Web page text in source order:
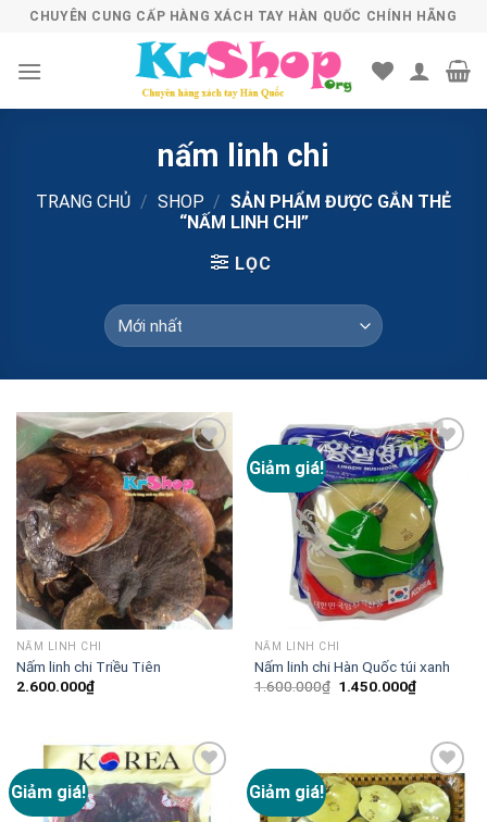
Skip
content
CHUYÊN CUNG CẤP HÀNG XÁCH TAY HÀN QUỐC CHÍNH HÃNG
nấm linh chi
TRANG CHỦ / SHOP / SẢN PHẨM ĐƯỢC GẮN THẺ
“NẤM LINH CHI”
LỌC
Add to
Wishlist
NẤM LINH CHI
Nấm linh chi Triều Tiên
2.600.000₫
Giảm giá!
Add to
Wishlist
NẤM LINH CHI
Nấm linh chi Hàn Quốc túi xanh
1.600.000₫ 1.450.000₫
Giảm giá!
Add to
Wishlist
Giảm giá!
Add to
Wishlist